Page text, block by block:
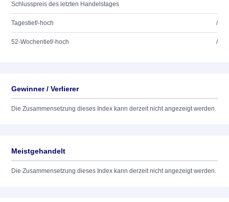
Schlusspreis des letzten Handelstages
Tagestief/-hoch /
52-Wochentief/-hoch /
Gewinner / Verlierer
Die Zusammensetzung dieses Index kann derzeit nicht angezeigt werden.
Meistgehandelt
Die Zusammensetzung dieses Index kann derzeit nicht angezeigt werden.